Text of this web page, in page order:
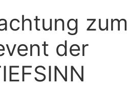
zum
der